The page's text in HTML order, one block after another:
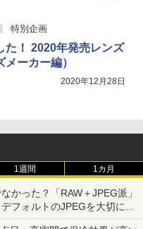
特別企画
た！ 2020年発売レンズ
ーカー編）
2020年12月28日
1週間 1カ月
かった？「RAW＋JPEG派」
ォルトのJPEGを大切にす